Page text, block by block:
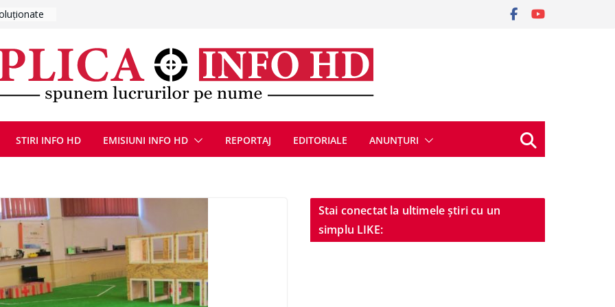
bilanțul
ÎN
STIRI INFO HD EMISIUNI INFO HD REPORTAJ EDITORIALE ANUNȚURI
Stai conectat la ultimele știri cu un
simplu LIKE: